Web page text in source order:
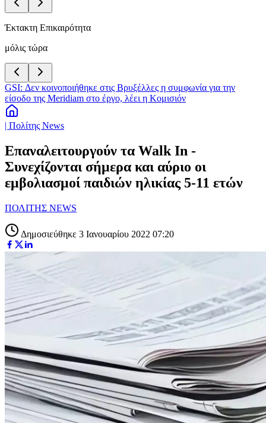
Έκτακτη Επικαιρότητα
μόλις τώρα
GSI: Δεν κοινοποιήθηκε στις Βρυξέλλες η συμφωνία για την
είσοδο της Meridiam στο έργο, λέει η Κομισιόν
| Πολίτης News
Επαναλειτουργούν τα Walk In -
Συνεχίζονται σήμερα και αύριο οι
εμβολιασμοί παιδιών ηλικίας 5-11 ετών
ΠΟΛΙΤΗΣ NEWS
Δημοσιεύθηκε 3 Ιανουαρίου 2022 07:20